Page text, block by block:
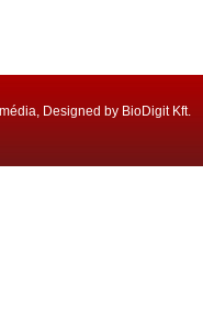
Designed by BioDigit Kft.